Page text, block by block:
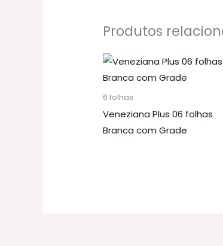
Produtos
6 folhas
Veneziana Plus 06 folhas
Branca com Grade